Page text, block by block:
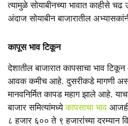
त्यामुळे सोयाबीनच्या भावात काहीसे
अंदाज सोयाबीन बाजारातील
कापूस भाव टिकून
देशातील बाजारात कापसाचा भाव
आवक कमीच आहे. दुसरीकडे मागणी
मानवनिर्मित कापड महाग झाले आहे.
बाजार समित्यांमध्येकापसाचा भाव
८ हजार ६०० ते ९ हजारांच्या दरम्यान